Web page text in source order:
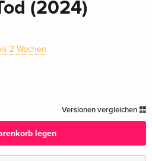
(2024)
2 Wochen
Versionen vergleichen
legen